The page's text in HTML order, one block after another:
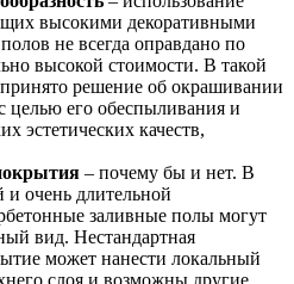
высокими декоративными
не всегда оправдано по
высокой стоимости. В такой
решение об окрашивании
целью его обеспыливания и
эстетических качеств,
– почему бы и нет. В
и очень длительной
заливные полы могут
вид. Нестандартная
может нанести локальный
слоя и возможны другие